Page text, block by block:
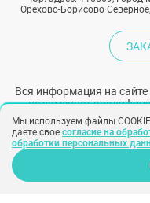
Политика
Клиники
Хирурги
Косметологи
Услуги
Мы используем файлы
даете свое согласие на
обработки персональных